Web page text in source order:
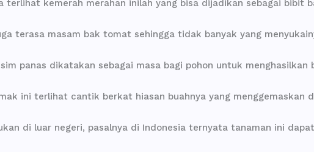
terlihat kemerah merahan inilah yang bisa dijadikan sebagai
terasa masam bak tomat sehingga tidak banyak yang
panas dikatakan sebagai masa bagi pohon untuk menghasilkan
ini terlihat cantik berkat hiasan buahnya yang menggemaskan
di luar negeri, pasalnya di Indonesia ternyata tanaman ini